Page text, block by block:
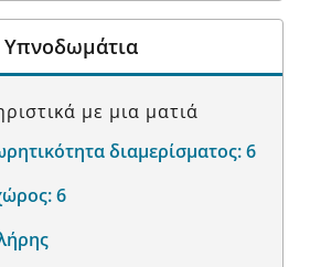
Υπνοδωμάτια
με μια ματιά
διαμερίσματος:6
6